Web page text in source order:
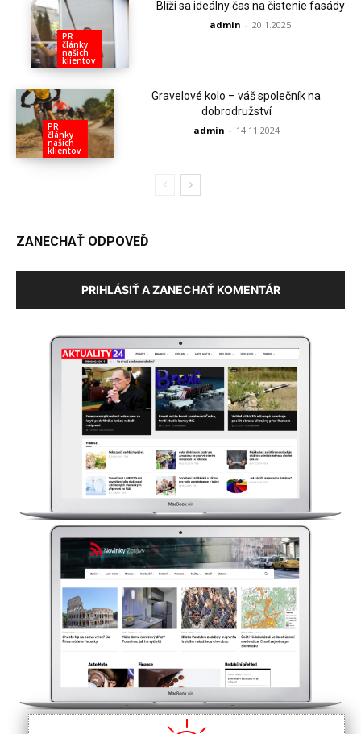
PR
články
našich
klientov
Blíži sa ideálny čas na čistenie fasády
admin - 20.1.2025
PR
články
našich
klientov
Gravelové kolo – váš společník na
dobrodružství
admin - 14.11.2024
ZANECHAŤ ODPOVEĎ
PRIHLÁSIŤ A ZANECHAŤ KOMENTÁR